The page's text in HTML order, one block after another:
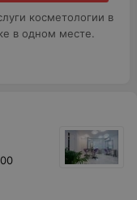
косметологии в
в одном месте.